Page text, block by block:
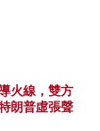
火線，雙方
朗普虛張聲